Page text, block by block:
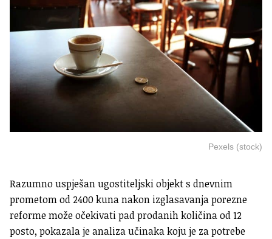
Pexels (stock)
Razumno uspješan ugostiteljski objekt s dnevnim
prometom od 2400 kuna nakon izglasavanja porezne
reforme može očekivati pad prodanih količina od 12
posto, pokazala je analiza učinaka koju je za potrebe